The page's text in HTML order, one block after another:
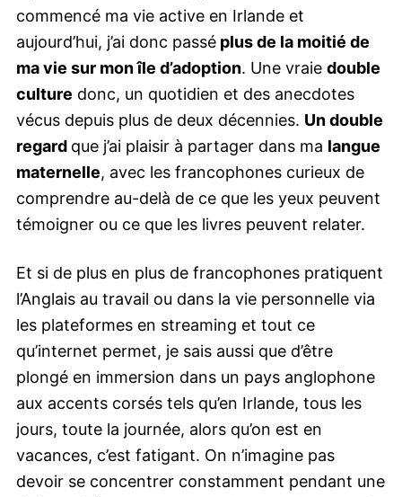
commencé ma vie active en Irlande et
aujourd’hui, j’ai donc passé plus de la moitié de
ma vie sur mon île d’adoption. Une vraie double
culture donc, un quotidien et des anecdotes
vécus depuis plus de deux décennies. Un double
regard que j’ai plaisir à partager dans ma langue
maternelle, avec les francophones curieux de
comprendre au-delà de ce que les yeux peuvent
témoigner ou ce que les livres peuvent relater.
Et si de plus en plus de francophones pratiquent
l’Anglais au travail ou dans la vie personnelle via
les plateformes en streaming et tout ce
qu’internet permet, je sais aussi que d’être
plongé en immersion dans un pays anglophone
aux accents corsés tels qu’en Irlande, tous les
jours, toute la journée, alors qu’on est en
vacances, c’est fatigant. On n’imagine pas
devoir se concentrer constamment pendant une